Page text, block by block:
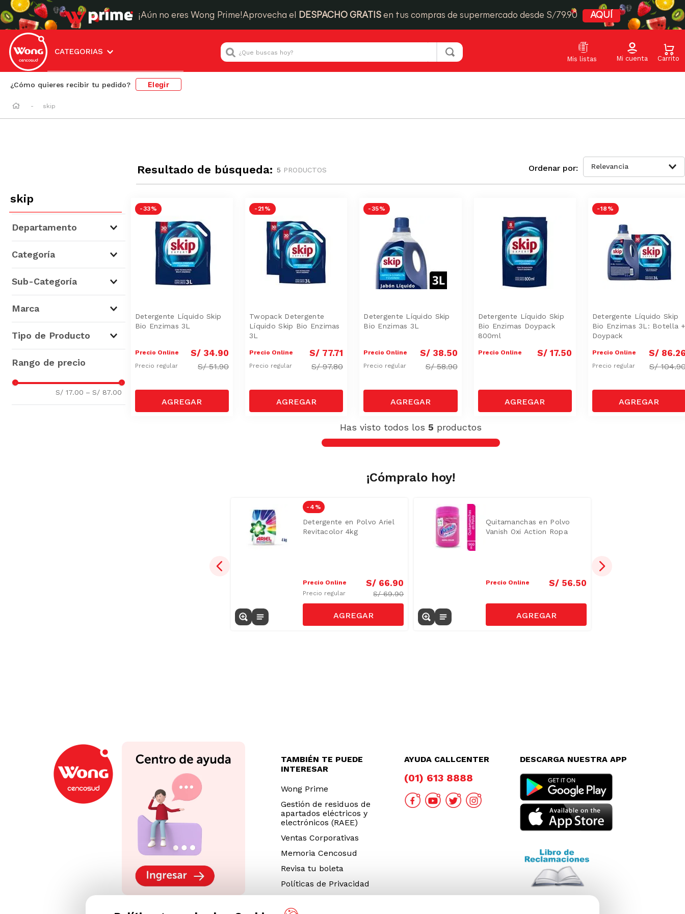
¡Aún no eres Wong Prime!Aprovecha el DESPACHO GRATIS en tus compras de supermercado desde S/79.90 AQUÍ
CATEGORIAS
¿Que buscas hoy?
¿Cómo quieres recibir tu pedido? Elegir
skip
Resultado de búsqueda: 5 PRODUCTOS Relevancia
skip
Departamento
Categoría
Sub-Categoría
Marca
Tipo de Producto
S/ 17.00 – S/ 87.00
-33 %
Detergente Líquido Skip
Bio Enzimas 3L
Precio Online S/ 34.90
Precio regular S/51.90
-21 %
Twopack Detergente
Líquido Skip Bio Enzimas
3L
Precio Online S/ 77.71
Precio regular S/97.80
-35 %
Detergente Líquido Skip
Bio Enzimas 3L
Precio Online S/ 38.50
Precio regular S/58.90
Detergente Líquido Skip
Bio Enzimas Doypack
800ml
Precio Online S/ 17.50
-18 %
Detergente Líquido Skip
Bio Enzimas 3L: Botella
Doypack
Precio Online S/ 86.
Precio regular S/
Has visto todos los5 productos
¡Cómpralo hoy!
- 4 %
Detergente en Polvo Ariel
Revitacolor 4kg
Precio Online S/ 66.90
Precio regular S/69.90
Quitamanchas en Polvo
Vanish Oxi Action Ropa
Precio Online S/ 56.50
TAMBIÉN TE PUEDE
INTERESAR
Wong Prime
Gestión de residuos de
apartados eléctricos y
electrónicos (RAEE)
Ventas Corporativas
Memoria Cencosud
Revisa tu boleta
Políticas de Privacidad
AYUDA CALLCENTER
(01) 613 8888
DESCARGA NUESTRA APP